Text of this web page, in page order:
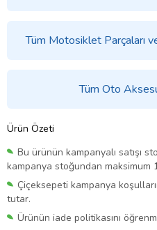
Tüm Motosiklet Parçaları
Tüm Oto
Ürün Özeti
Bu ürünün kampanyalı satışı
kampanya stoğundan maksimum
Çiçeksepeti kampanya
tutar.
Ürünün iade politikasını